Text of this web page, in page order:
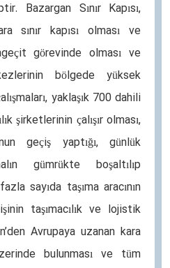
Bazargan Sınır Kapısı,
sınır kapısı olması ve
görevinde olması ve
bölgede yüksek
yaklaşık 700 dahili
şirketlerinin çalışır olması,
geçiş yaptığı, günlük
gümrükte boşaltılıp
sayıda taşıma aracının
taşımacılık ve lojistik
Avrupaya uzanan kara
bulunması ve tüm